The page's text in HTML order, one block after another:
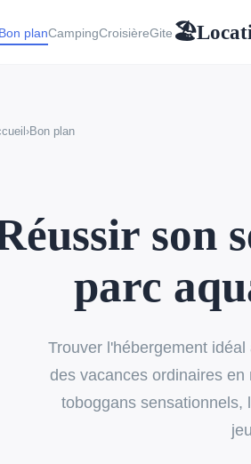
Bon planCampingCroisièreGite 🏖
›Bon plan
son
parc
Trouver l'hébergement
des vacances ordinaires
toboggans sensationnels,